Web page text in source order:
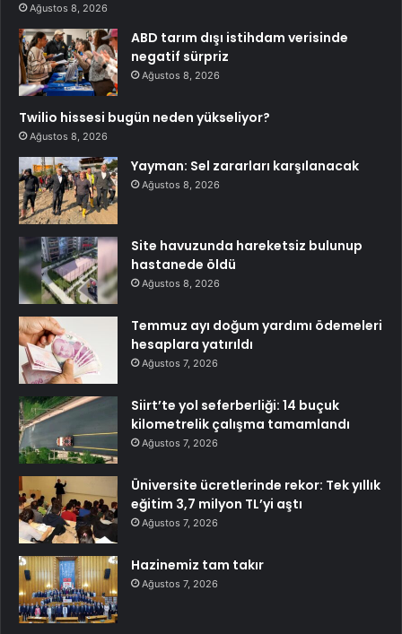
Ağustos 8, 2026
ABD tarım dışı istihdam verisinde
negatif sürpriz
Ağustos 8, 2026
Twilio hissesi bugün neden yükseliyor?
Ağustos 8, 2026
Yayman: Sel zararları karşılanacak
Ağustos 8, 2026
Site havuzunda hareketsiz bulunup
hastanede öldü
Ağustos 8, 2026
Temmuz ayı doğum yardımı ödemeleri
hesaplara yatırıldı
Ağustos 7, 2026
Siirt’te yol seferberliği: 14 buçuk
kilometrelik çalışma tamamlandı
Ağustos 7, 2026
Üniversite ücretlerinde rekor: Tek yıllık
eğitim 3,7 milyon TL’yi aştı
Ağustos 7, 2026
Hazinemiz tam takır
Ağustos 7, 2026